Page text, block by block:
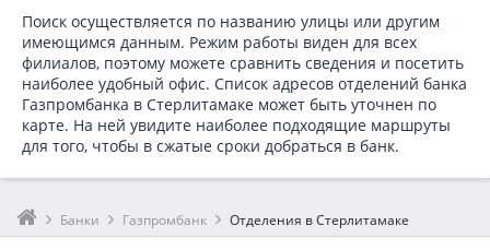
Поиск осуществляется по названию улицы или другим
имеющимся данным. Режим работы виден для всех
филиалов, поэтому можете сравнить сведения и посетить
наиболее удобный офис. Список адресов отделений банка
Газпромбанка в Стерлитамаке может быть уточнен по
карте. На ней увидите наиболее подходящие маршруты
для того, чтобы в сжатые сроки добраться в банк.
Банки Газпромбанк Отделения в Стерлитамаке